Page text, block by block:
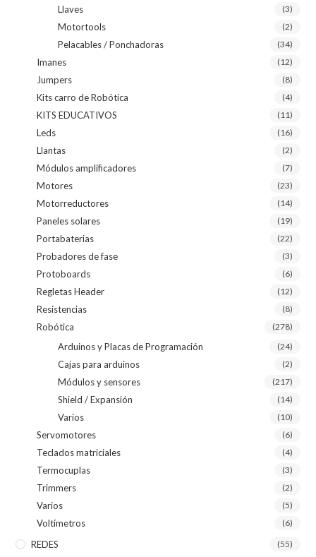
Llaves (3)
Motortools (2)
Pelacables / Ponchadoras (34)
Imanes (12)
Jumpers (8)
Kits carro de Robótica (4)
KITS EDUCATIVOS (11)
Leds (16)
Llantas (2)
Módulos amplificadores (7)
Motores (23)
Motorreductores (14)
Paneles solares (19)
Portabaterias (22)
Probadores de fase (3)
Protoboards (6)
Regletas Header (12)
Resistencias (8)
Robótica (278)
Arduinos y Placas de Programación (24)
Cajas para arduinos (2)
Módulos y sensores (217)
Shield / Expansión (14)
Varios (10)
Servomotores (6)
Teclados matriciales (4)
Termocuplas (3)
Trimmers (2)
Varios (5)
Voltímetros (6)
REDES (55)